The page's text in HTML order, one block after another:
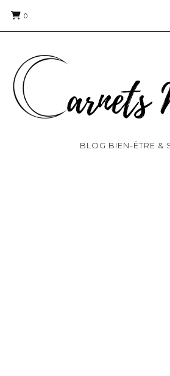
0
BLOG BIEN-ÊTRE &